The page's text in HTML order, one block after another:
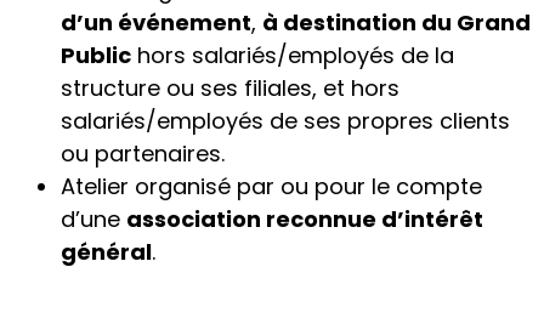
d’un événement, à destination du Grand
Public hors salariés/employés de la
structure ou ses filiales, et hors
salariés/employés de ses propres clients
ou partenaires.
Atelier organisé par ou pour le compte
d’une association reconnue d’intérêt
général.